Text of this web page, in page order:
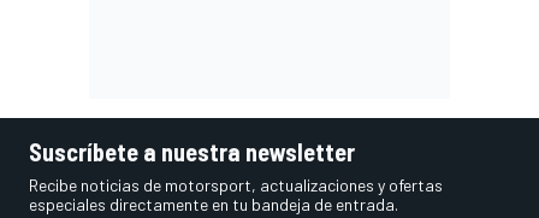
Suscríbete a nuestra newsletter
Recibe noticias de motorsport, actualizaciones y ofertas
especiales directamente en tu bandeja de entrada.